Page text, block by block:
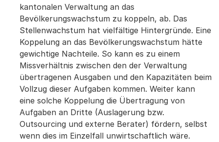
kantonalen Verwaltung an das
Bevölkerungswachstum zu koppeln, ab. Das
Stellenwachstum hat vielfältige Hintergründe. Eine
Koppelung an das Bevölkerungswachstum hätte
gewichtige Nachteile. So kann es zu einem
Missverhältnis zwischen den der Verwaltung
übertragenen Ausgaben und den Kapazitäten beim
Vollzug dieser Aufgaben kommen. Weiter kann
eine solche Koppelung die Übertragung von
Aufgaben an Dritte (Auslagerung bzw.
Outsourcing und externe Berater) fördern, selbst
wenn dies im Einzelfall unwirtschaftlich wäre.